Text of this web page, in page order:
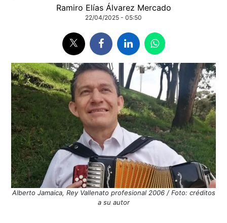
Ramiro Elías Álvarez Mercado
22/04/2025 - 05:50
Alberto Jamaica, Rey Vallenato profesional 2006 / Foto: créditos
a su autor